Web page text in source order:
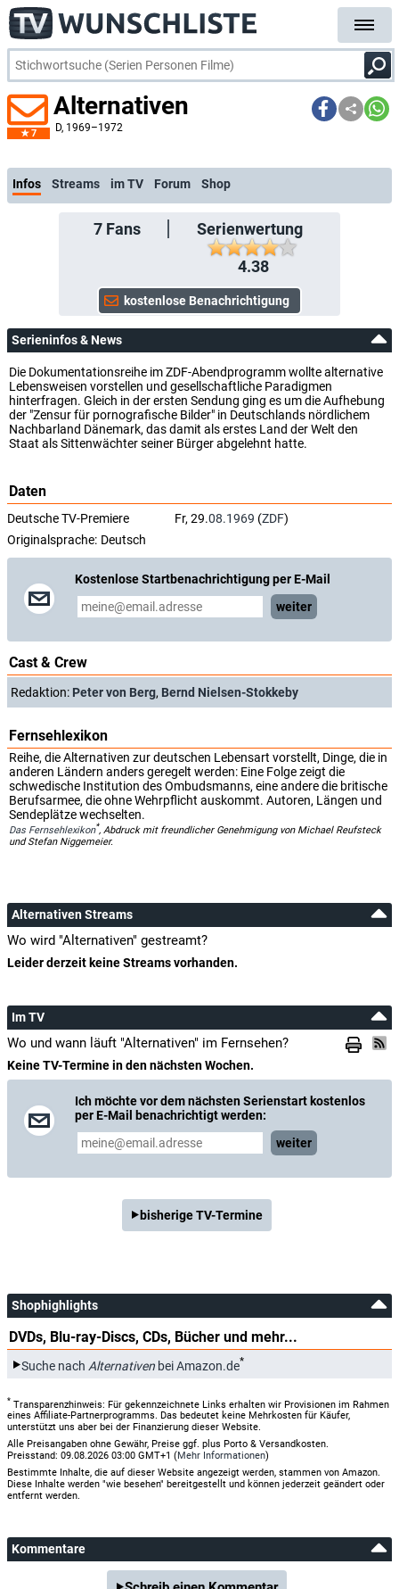
7
Alternativen
D, 1969–1972
Infos Streams im TV Forum Shop
7Fans
Serienwertung
4.38
Serieninfos & News
Die Dokumentationsreihe im ZDF-Abendprogramm wollte alternative
Lebensweisen vorstellen und gesellschaftliche Paradigmen
hinterfragen. Gleich in der ersten Sendung ging es um die Aufhebung
der "Zensur für pornografische Bilder" in Deutschlands nördlichem
Nachbarland Dänemark, das damit als erstes Land der Welt den
Staat als Sittenwächter seiner Bürger abgelehnt hatte.
Daten
Deutsche TV-Premiere Fr, 29.08.1969 (ZDF)
Originalsprache: Deutsch
Kostenlose Startbenachrichtigung per E-Mail
weiter
Cast & Crew
Redaktion: Peter von Berg, Bernd Nielsen-Stokkeby
Fernsehlexikon
Reihe, die Alternativen zur deutschen Lebensart vorstellt, Dinge, die in
anderen Ländern anders geregelt werden: Eine Folge zeigt die
schwedische Institution des Ombudsmanns, eine andere die britische
Berufsarmee, die ohne Wehrpflicht auskommt. Autoren, Längen und
Sendeplätze wechselten.
Das Fernsehlexikon*, Abdruck mit freundlicher Genehmigung von Michael Reufsteck
und Stefan Niggemeier.
Alternativen Streams
Wo wird "Alternativen" gestreamt?
Leider derzeit keine Streams vorhanden.
Im TV
Wo und wann läuft "Alternativen" im Fernsehen?
Keine TV-Termine in den nächsten Wochen.
Ich möchte vor dem nächsten Serienstart kostenlos
per E-Mail benachrichtigt werden:
weiter
bisherige TV-Termine
Shophighlights
DVDs, Blu-ray-Discs, CDs, Bücher und mehr...
Suche nach Alternativen bei Amazon.de*
* Transparenzhinweis: Für gekennzeichnete Links erhalten wir Provisionen im Rahmen
eines Affiliate-Partnerprogramms. Das bedeutet keine Mehrkosten für Käufer,
unterstützt uns aber bei der Finanzierung dieser Website.
Alle Preisangaben ohne Gewähr, Preise ggf. plus Porto & Versandkosten.
Preisstand: 09.08.2026 03:00 GMT+1 (Mehr Informationen)
Bestimmte Inhalte, die auf dieser Website angezeigt werden, stammen von Amazon.
Diese Inhalte werden "wie besehen" bereitgestellt und können jederzeit geändert oder
entfernt werden.
Kommentare